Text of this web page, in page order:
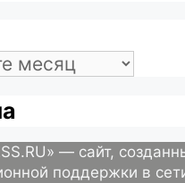
— сайт,
поддержки в